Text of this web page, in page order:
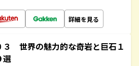
詳細を見る
３ 世界の魅力的な奇岩と巨石１
選